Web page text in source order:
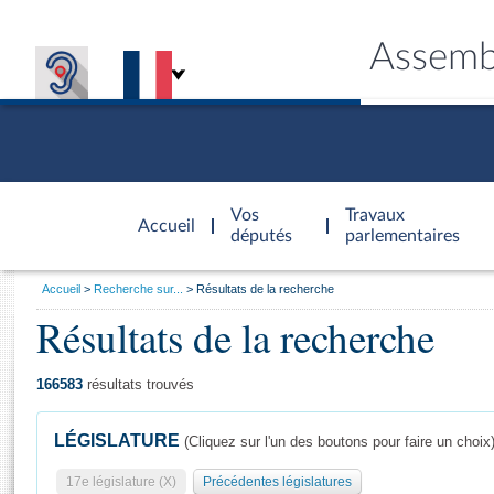
Accueil
d'accueil
Vos
députés
Travaux
parlementaires
Général
Vous
Accueil Recherche sur... Résultats de la recherche
Résultats de la recherche
166583 résultats trouvés
LÉGISLATURE (Cliquez sur l'un des boutons pour faire un choix)
17e législature (X) Précédentes législatures